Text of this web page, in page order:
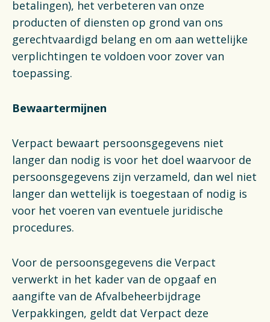
betalingen), het verbeteren van onze
producten of diensten op grond van ons
gerechtvaardigd belang en om aan wettelijke
verplichtingen te voldoen voor zover van
toepassing.
Bewaartermijnen
Verpact bewaart persoonsgegevens niet
langer dan nodig is voor het doel waarvoor de
persoonsgegevens zijn verzameld, dan wel niet
langer dan wettelijk is toegestaan of nodig is
voor het voeren van eventuele juridische
procedures.
Voor de persoonsgegevens die Verpact
verwerkt in het kader van de opgaaf en
aangifte van de Afvalbeheerbijdrage
Verpakkingen, geldt dat Verpact deze